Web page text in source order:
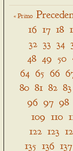
« Primo
16 17 18
32 33 34
48 49 50
64 65 66
80 81 82 83
96 97 98
109 110
122 123
135 136 137